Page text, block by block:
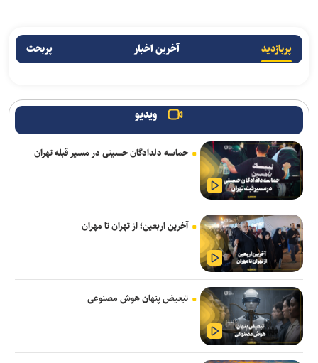
پربازدید آخرین اخبار پربحث
ویدیو
حماسه دلدادگان حسینی در مسیر قبله تهران
آخرین اربعین؛ از تهران تا مهران
تبعیض پنهان هوش مصنوعی